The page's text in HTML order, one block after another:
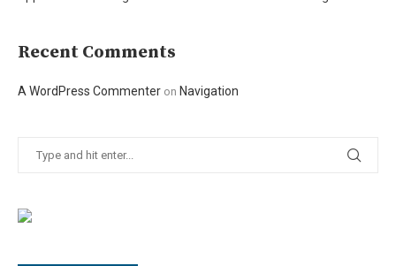
Recent Comments
A WordPress Commenter on Navigation